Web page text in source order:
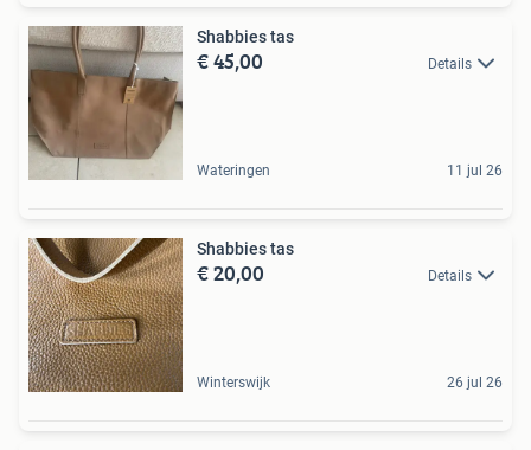
Shabbies tas
€ 45,00 Details
Wateringen 11 jul 26
Shabbies tas
€ 20,00 Details
Winterswijk 26 jul 26